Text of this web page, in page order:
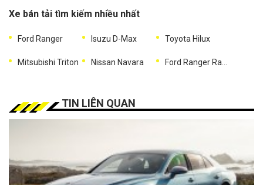
Xe bán tải tìm kiếm nhiều nhất
Ford Ranger Isuzu D-Max Toyota Hilux
Mitsubishi Triton Nissan Navara
TIN LIÊN QUAN